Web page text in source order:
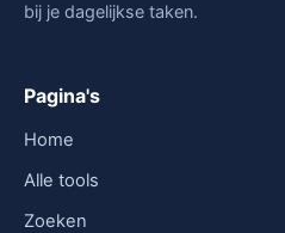
bij je dagelijkse taken.
Pagina's
Home
Alle tools
Zoeken